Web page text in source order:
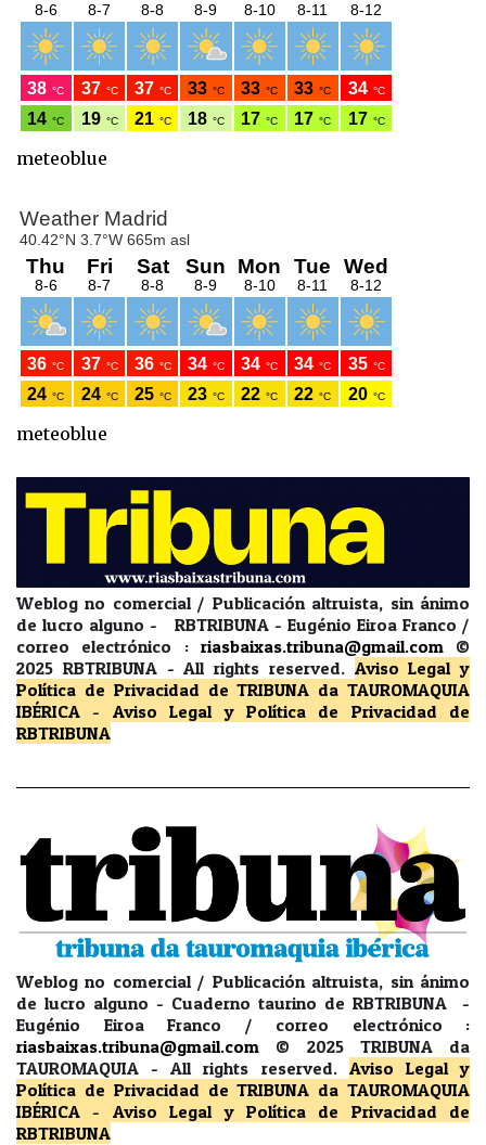
meteoblue
meteoblue
Weblog no comercial / Publicación altruista, sin ánimo
de lucro alguno - RBTRIBUNA - Eugénio Eiroa Franco /
correo electrónico : riasbaixas.tribuna@gmail.com
©
2025 RBTRIBUNA -All rights reserved. Aviso Legal y
Política de Privacidad de TRIBUNA da TAUROMAQUIA
IBÉRICA - Aviso Legal y Política de Privacidad
de
RBTRIBUNA
Weblog no comercial / Publicación altruista, sin ánimo
de lucro alguno - Cuaderno taurino de RBTRIBUNA -
Eugénio Eiroa Franco / correo electrónico :
riasbaixas.tribuna@gmail.com
© 2025 TRIBUNA da
TAUROMAQUIA -All rights reserved. Aviso Legal y
Política de Privacidad de TRIBUNA da TAUROMAQUIA
IBÉRICA - Aviso Legal y Política de Privacidad
de
RBTRIBUNA